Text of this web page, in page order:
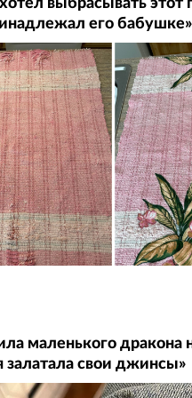
его бабушке»
маленького дракона
залатала свои джинсы»